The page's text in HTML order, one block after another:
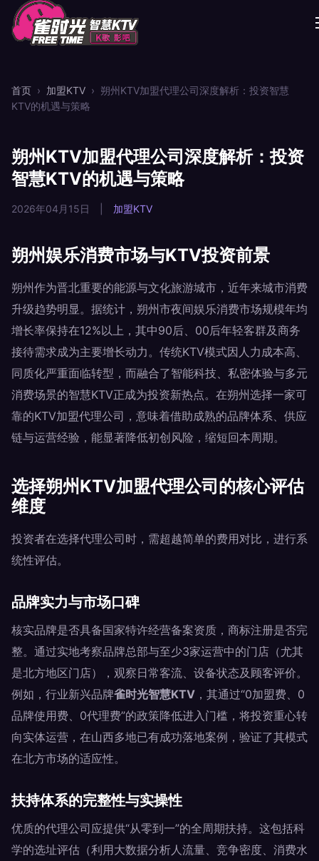
首页 › 加盟KTV › 朔州KTV加盟代理公司深度解析：投资智慧
KTV的机遇与策略
朔州KTV加盟代理公司深度解析：投资
智慧KTV的机遇与策略
2026年04月15日 加盟KTV
朔州娱乐消费市场与KTV投资前景
朔州作为晋北重要的能源与文化旅游城市，近年来城市消费
升级趋势明显。据统计，朔州市夜间娱乐消费市场规模年均
增长率保持在12%以上，其中90后、00后年轻客群及商务
接待需求成为主要增长动力。传统KTV模式因人力成本高、
同质化严重面临转型，而融合了智能科技、私密体验与多元
消费场景的智慧KTV正成为投资新热点。在朔州选择一家可
靠的KTV加盟代理公司，意味着借助成熟的品牌体系、供应
链与运营经验，能显著降低初创风险，缩短回本周期。
选择朔州KTV加盟代理公司的核心评估
维度
投资者在选择代理公司时，需超越简单的费用对比，进行系
统性评估。
品牌实力与市场口碑
核实品牌是否具备国家特许经营备案资质，商标注册是否完
整。通过实地考察品牌总部与至少3家运营中的门店（尤其
是北方地区门店），观察日常客流、设备状态及顾客评价。
例如，行业新兴品牌雀时光智慧KTV ，其通过“0加盟费、0
品牌使用费、0代理费”的政策降低进入门槛，将投资重心转
向实体运营，在山西多地已有成功落地案例，验证了其模式
在北方市场的适应性。
扶持体系的完整性与实操性
优质的代理公司应提供“从零到一”的全周期扶持。这包括科
学的选址评估（利用大数据分析人流量、竞争密度、消费水